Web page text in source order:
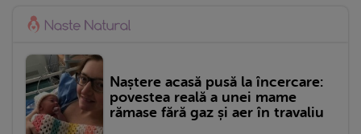
Naștere acasă pusă la încercare:
povestea reală a unei mame
rămase fără gaz și aer în travaliu